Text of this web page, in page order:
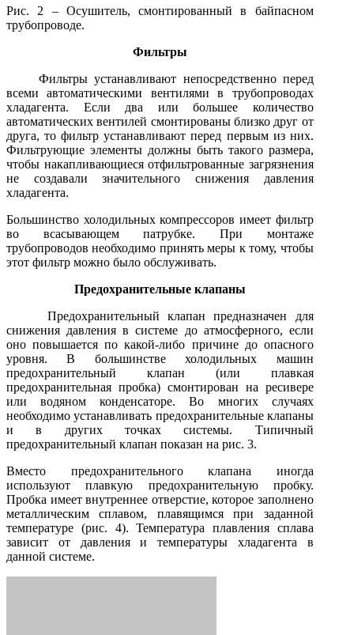
Рис. 2 – Осушитель, смонтированный в байпасном
трубопроводе.
Фильтры
Фильтры устанавливают непосредственно перед
всеми автоматическими вентилями в трубопроводах
хладагента. Если два или большее количество
автоматических вентилей смонтированы близко друг от
друга, то фильтр устанавливают перед первым из них.
Фильтрующие элементы должны быть такого размера,
чтобы накапливающиеся отфильтрованные загрязнения
не создавали значительного снижения давления
хладагента.
Большинство холодильных компрессоров имеет фильтр
во всасывающем патрубке. При монтаже
трубопроводов необходимо принять меры к тому, чтобы
этот фильтр можно было обслуживать.
Предохранительные клапаны
Предохранительный клапан предназначен для
снижения давления в системе до атмосферного, если
оно повышается по какой-либо причине до опасного
уровня. В большинстве холодильных машин
предохранительный клапан (или плавкая
предохранительная пробка) смонтирован на ресивере
или водяном конденсаторе. Во многих случаях
необходимо устанавливать предохранительные клапаны
и в других точках системы. Типичный
предохранительный клапан показан на рис. 3.
Вместо предохранительного клапана иногда
используют плавкую предохранительную пробку.
Пробка имеет внутреннее отверстие, которое заполнено
металлическим сплавом, плавящимся при заданной
температуре (рис. 4). Температура плавления сплава
зависит от давления и температуры хладагента в
данной системе.